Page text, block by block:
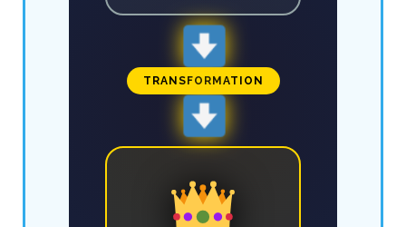
TRANSFORMATION